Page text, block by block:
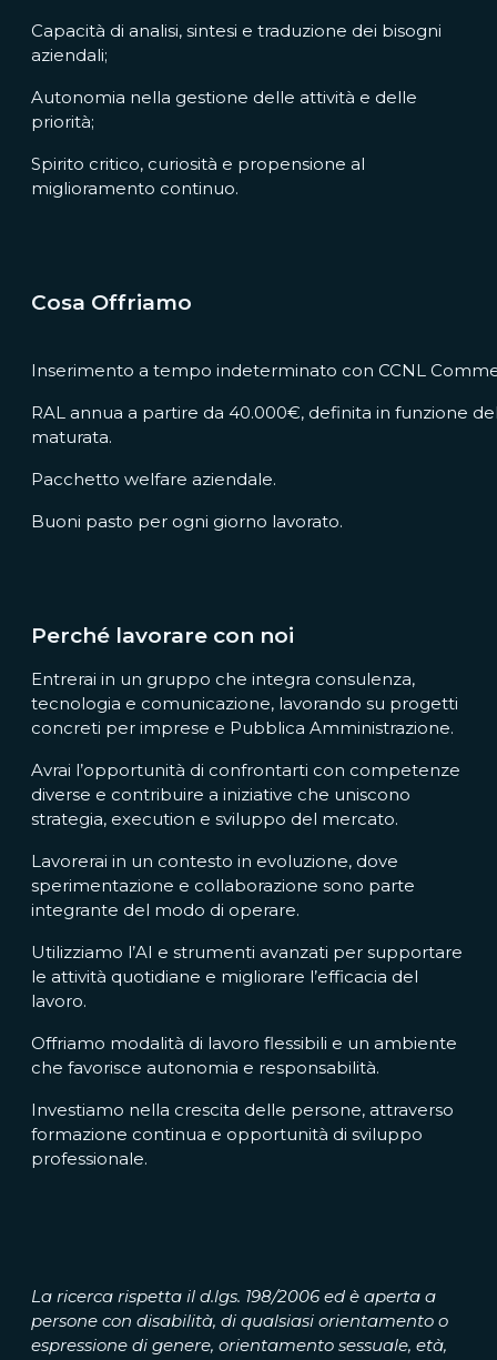
Capacità di analisi, sintesi e traduzione dei bisogni
aziendali;
Autonomia nella gestione delle attività e delle
priorità;
Spirito critico, curiosità e propensione al
miglioramento continuo.
Cosa Offriamo
Inserimento a tempo indeterminato con CCNL
RAL annua a partire da 40.000€, definita in funzione
maturata.
Pacchetto welfare aziendale.
Buoni pasto per ogni giorno lavorato.
Perché lavorare con noi
Entrerai in un gruppo che integra consulenza,
tecnologia e comunicazione, lavorando su progetti
concreti per imprese e Pubblica Amministrazione.
Avrai l’opportunità di confrontarti con competenze
diverse e contribuire a iniziative che uniscono
strategia, execution e sviluppo del mercato.
Lavorerai in un contesto in evoluzione, dove
sperimentazione e collaborazione sono parte
integrante del modo di operare.
Utilizziamo l’AI e strumenti avanzati per supportare
le attività quotidiane e migliorare l’efficacia del
lavoro.
Offriamo modalità di lavoro flessibili e un ambiente
che favorisce autonomia e responsabilità.
Investiamo nella crescita delle persone, attraverso
formazione continua e opportunità di sviluppo
professionale.
La ricerca rispetta il d.lgs. 198/2006 ed è aperta a
persone con disabilità, di qualsiasi orientamento o
espressione di genere, orientamento sessuale, età,